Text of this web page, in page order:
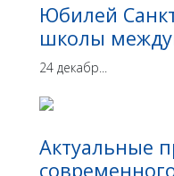
Юбилей
школы
24 декабр...
Актуальные